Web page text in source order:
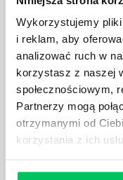
Wykorzystujemy
i reklam, aby
analizować ruch w
korzystasz z naszej
społecznościowym,
Partnerzy mogą
otrzymanymi od
korzystania z ich
GDZIE MOŻEMY
WYMAGANIAMI
MEDYCZNYCH?
W związku z
które mają za